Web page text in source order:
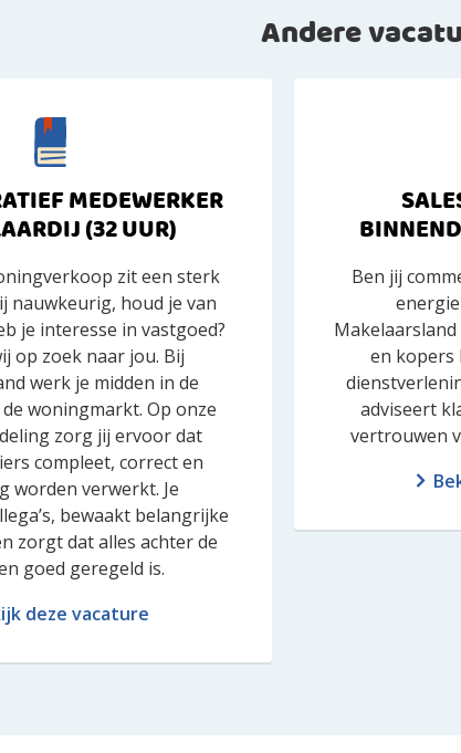
Andere
MEDEWERKER
(32 UUR)
zit een sterk
nauwkeurig, houd je van
je interesse in vastgoed?
op zoek naar jou. Bij
werk je midden in de
woningmarkt. Op onze
zorg jij ervoor dat
compleet, correct en
worden verwerkt. Je
bewaakt belangrijke
zorgt dat alles achter de
goed geregeld is.
deze vacature
Ben jij
en kopers
adviseert
vertrouwen